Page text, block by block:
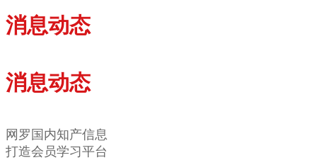
消息动态
消息动态
网罗国内知产信息
打造会员学习平台